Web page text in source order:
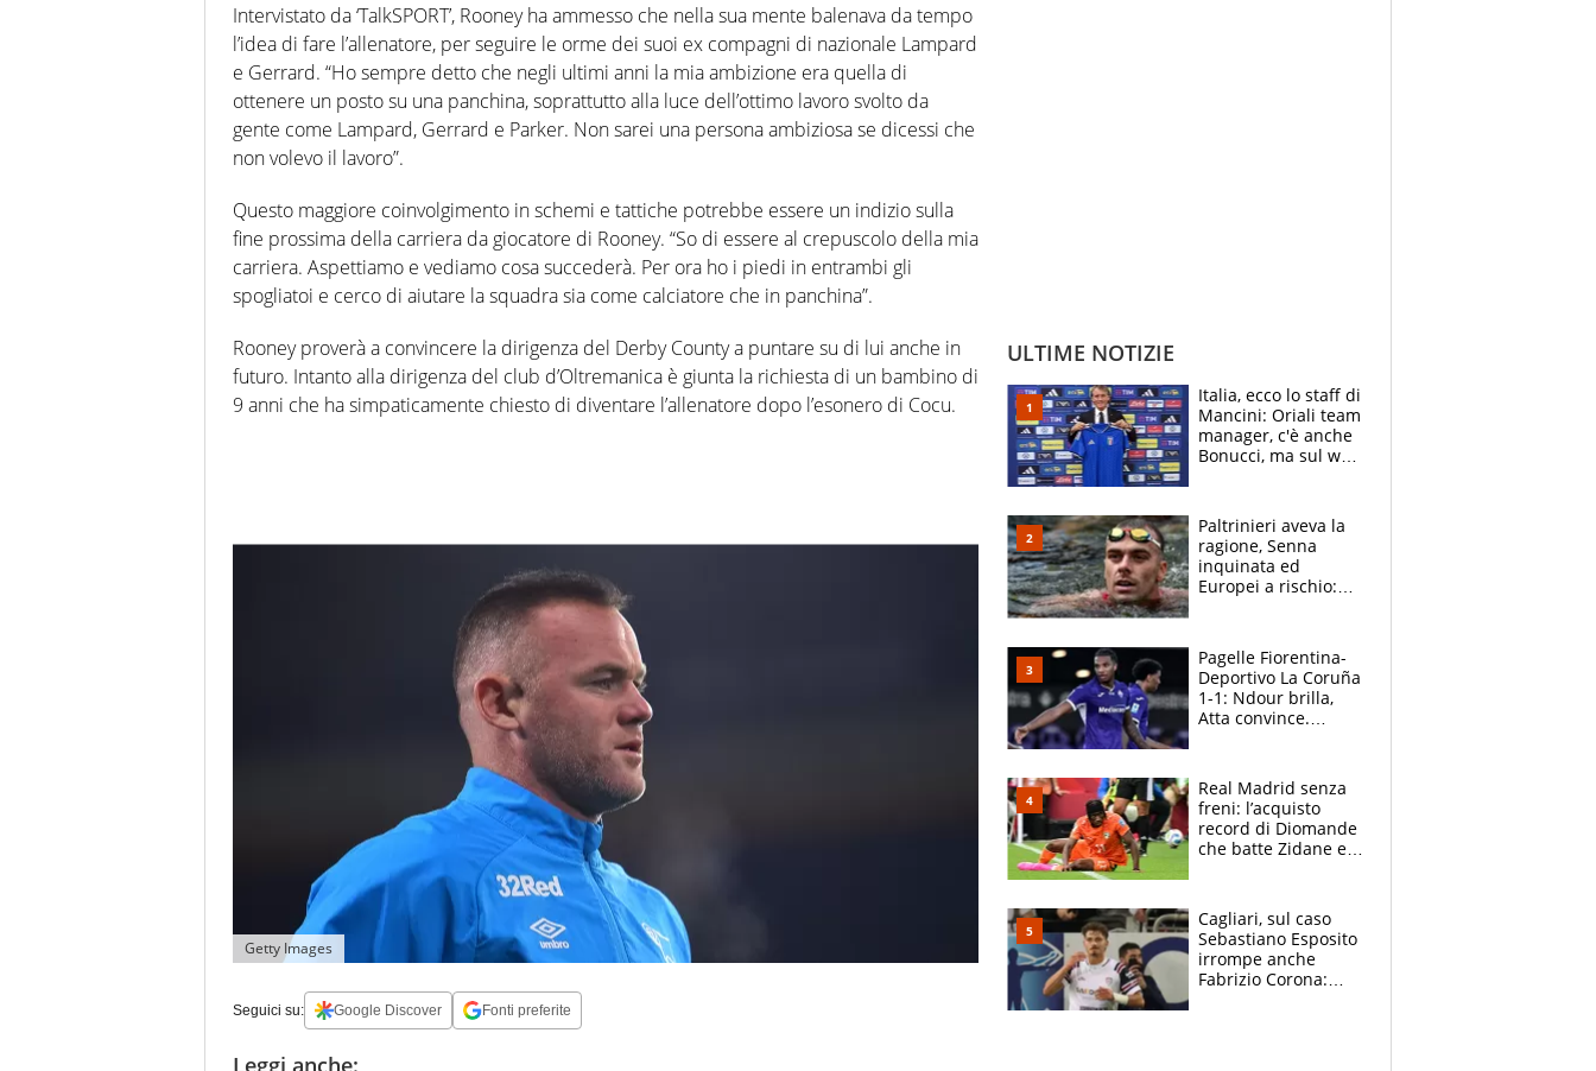
Intervistato da ‘TalkSPORT’, Rooney ha ammesso che nella sua mente balenava da tempo
l’idea di fare l’allenatore, per seguire le orme dei suoi ex compagni di nazionale Lampard
e Gerrard. “Ho sempre detto che negli ultimi anni la mia ambizione era quella di
ottenere un posto su una panchina, soprattutto alla luce dell’ottimo lavoro svolto da
gente come Lampard, Gerrard e Parker. Non sarei una persona ambiziosa se dicessi che
non volevo il lavoro”.
Questo maggiore coinvolgimento in schemi e tattiche potrebbe essere un indizio sulla
fine prossima della carriera da giocatore di Rooney. “So di essere al crepuscolo della mia
carriera. Aspettiamo e vediamo cosa succederà. Per ora ho i piedi in entrambi gli
spogliatoi e cerco di aiutare la squadra sia come calciatore che in panchina”.
Rooney proverà a convincere la dirigenza del Derby County a puntare su di lui anche in
futuro. Intanto alla dirigenza del club d’Oltremanica è giunta la richiesta di un bambino di
9 anni che ha simpaticamente chiesto di diventare l’allenatore dopo l’esonero di Cocu.
Getty Images
Seguici su: Google Discover Fonti preferite
ULTIME NOTIZIE
Italia, ecco lo staff di
Mancini: Oriali team
manager, c'è anche
Bonucci, ma sul web
Paltrinieri aveva la
ragione, Senna
inquinata ed
Europei a rischio:
adesso
Pagelle Fiorentina-
Deportivo La Coruña
1-1: Ndour brilla,
Atta convince.
Real Madrid senza
freni: l’acquisto
record di Diomande
che batte Zidane e
Cagliari, sul caso
Sebastiano Esposito
irrompe anche
Fabrizio Corona: